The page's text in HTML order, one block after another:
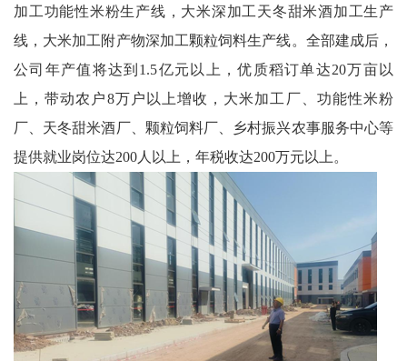
加工功能性米粉生产线，大米深加工天冬甜米酒加工生产
线，大米加工附产物深加工颗粒饲料生产线。全部建成后，
公司年产值将达到1.5亿元以上，优质稻订单达20万亩以
上，带动农户8万户以上增收，大米加工厂、功能性米粉
厂、天冬甜米酒厂、颗粒饲料厂、乡村振兴农事服务中心等
提供就业岗位达200人以上，年税收达200万元以上。